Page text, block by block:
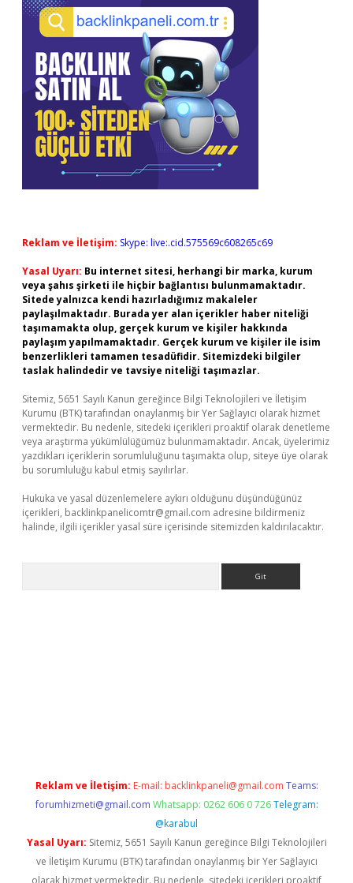
Reklam ve İletişim: Skype: live:.cid.575569c608265c69
Yasal Uyarı: Bu internet sitesi, herhangi bir marka, kurum
veya şahıs şirketi ile hiçbir bağlantısı bulunmamaktadır.
Sitede yalnızca kendi hazırladığımız makaleler
paylaşılmaktadır. Burada yer alan içerikler haber niteliği
taşımamakta olup, gerçek kurum ve kişiler hakkında
paylaşım yapılmamaktadır. Gerçek kurum ve kişiler ile isim
benzerlikleri tamamen tesadüfidir. Sitemizdeki bilgiler
taslak halindedir ve tavsiye niteliği taşımazlar.
Sitemiz, 5651 Sayılı Kanun gereğince Bilgi Teknolojileri ve İletişim
Kurumu (BTK) tarafından onaylanmış bir Yer Sağlayıcı olarak hizmet
vermektedir. Bu nedenle, sitedeki içerikleri proaktif olarak denetleme
veya araştırma yükümlülüğümüz bulunmamaktadır. Ancak, üyelerimiz
yazdıkları içeriklerin sorumluluğunu taşımakta olup, siteye üye olarak
bu sorumluluğu kabul etmiş sayılırlar.
Hukuka ve yasal düzenlemelere aykırı olduğunu düşündüğünüz
içerikleri, backlinkpanelicomtr@gmail.com adresine bildirmeniz
halinde, ilgili içerikler yasal süre içerisinde sitemizden kaldırılacaktır.
Reklam ve İletişim: E-mail: backlinkpaneli@gmail.com Teams:
forumhizmeti@gmail.com Whatsapp: 0262 606 0 726 Telegram:
@karabul
Yasal Uyarı: Sitemiz, 5651 Sayılı Kanun gereğince Bilgi Teknolojileri
ve İletişim Kurumu (BTK) tarafından onaylanmış bir Yer Sağlayıcı
olarak hizmet vermektedir. Bu nedenle, sitedeki içerikleri proaktif